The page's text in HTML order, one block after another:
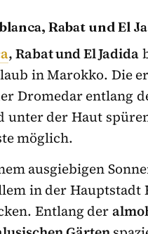
Rabat und El
, Rabat und El Jadida
in Marokko. Die
Dromedar entlang
unter der Haut
möglich.
ausgiebigen
in der
Entlang der